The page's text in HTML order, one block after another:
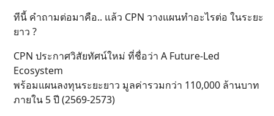
ทีนี้ คำถามต่อมาคือ.. แล้ว CPN วางแผนทำอะไรต่อ ในระยะ
ยาว ?
CPN ประกาศวิสัยทัศน์ใหม่ ที่ชื่อว่า A Future-Led
Ecosystem
พร้อมแผนลงทุนระยะยาว มูลค่ารวมกว่า 110,000 ล้านบาท
ภายใน 5 ปี (2569-2573)